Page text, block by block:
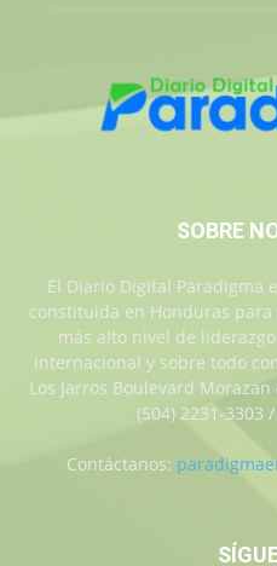
SOBRE
El Diario Digital Paradigma
constituida en Honduras
más alto nivel de
internacional y sobre todo
Los Jarros Boulevard
(504) 2231-3303
Contáctanos: